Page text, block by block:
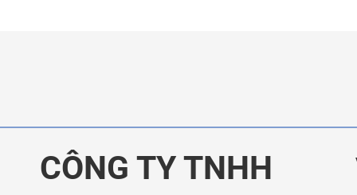
CÔNG TY TNHH